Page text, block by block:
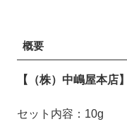
概要
【（株）中嶋屋本店】
セット内容：10g